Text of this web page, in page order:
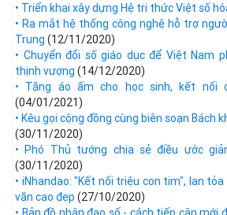
• Triển khai xây dựng Hệ tri thức Việt số
• Ra mắt hệ thống công nghệ hỗ trợ
Trung (12/11/2020)
• Chuyển đổi số giáo dục để Việt Nam
thịnh vượng (14/12/2020)
• Tặng áo ấm cho học sinh, kết nối
(04/01/2021)
• Kêu gọi cộng đồng cùng biên soạn Bách
(30/11/2020)
• Phó Thủ tướng chia sẻ điều ước
(30/11/2020)
• iNhandao: "Kết nối triệu con tim", lan
văn cao đẹp (27/10/2020)